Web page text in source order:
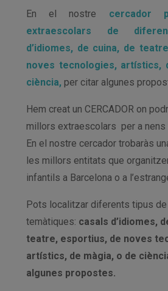
En el nostre cercador
extraescolars de
d’idiomes, de cuina, de
noves tecnologies, artístics,
ciència, per citar algunes
Hem creat un CERCADOR on
millors extraescolars per a nens
En el nostre cercador trobaràs
les millors entitats que
infantils a Barcelona o a
Pots localitzar diferents tipus
temàtiques: casals d’idiomes,
teatre, esportius, de noves
artístics, de màgia, o de
algunes propostes.